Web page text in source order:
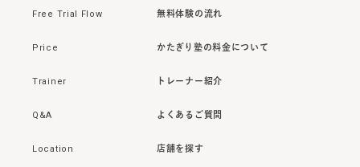
Free Trial Flow 無料体験の流れ
Price かたぎり塾の料金について
Trainer トレーナー紹介
Q&A よくあるご質問
Location 店舗を探す